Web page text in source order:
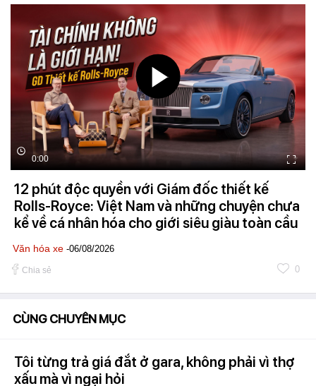
0:00
12 phút độc quyền với Giám đốc thiết kế
Rolls-Royce: Việt Nam và những chuyện chưa
kể về cá nhân hóa cho giới siêu giàu toàn cầu
Văn hóa xe -06/08/2026
Chia sẻ 0
CÙNG CHUYÊN MỤC
Tôi từng trả giá đắt ở gara, không phải vì thợ
xấu mà vì ngại hỏi